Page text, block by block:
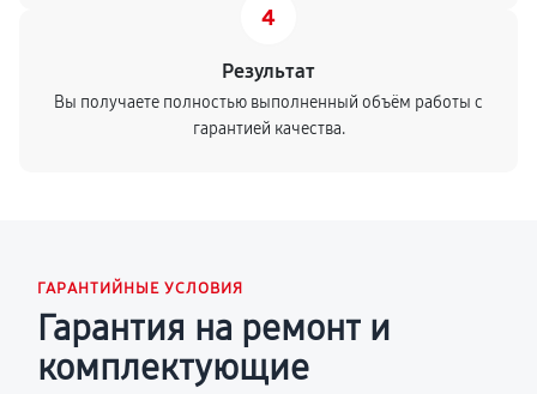
4
Результат
Вы получаете полностью выполненный объём работы с
гарантией качества.
ГАРАНТИЙНЫЕ УСЛОВИЯ
Гарантия на ремонт и
комплектующие